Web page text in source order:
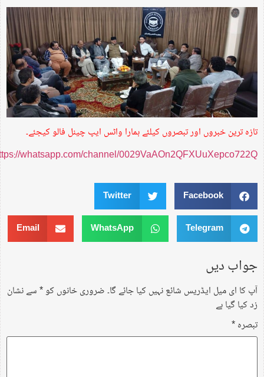
تازہ ترین خبروں اور تبصروں کیلئے ہمارا واٹس ایپ چینل فالو کیجئے۔
https://whatsapp.com/channel/0029VaAOn2QFXUuXepco722Q
Facebook
Twitter
Telegram
WhatsApp
Email
جواب دیں
آپ کا ای میل ایڈریس شائع نہیں کیا جائے گا۔ضروری خانوں کو*سے نشان
زد کیا گیا ہے
تبصرہ*